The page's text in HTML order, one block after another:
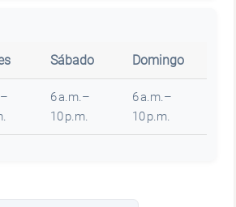
Sábado Domingo
6 a.m.–
10 p.m.
6 a.m.–
10 p.m.